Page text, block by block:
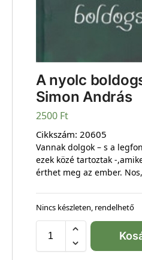
A nyolc
Simon András
2500 Ft
Cikkszám: 20605
Vannak dolgok – s a
ezek közé tartoztak -
érthet meg az ember.
Nincs készleten, rendelhető